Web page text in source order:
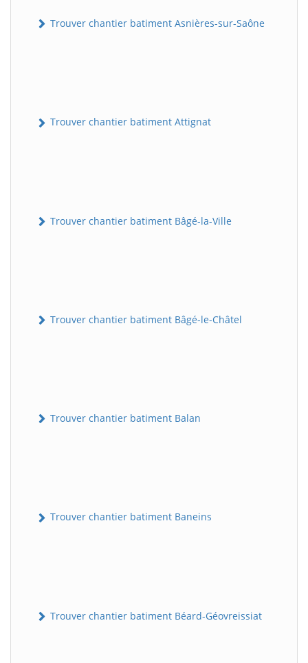
Trouver chantier batiment Asnières-sur-Saône
Trouver chantier batiment Attignat
Trouver chantier batiment Bâgé-la-Ville
Trouver chantier batiment Bâgé-le-Châtel
Trouver chantier batiment Balan
Trouver chantier batiment Baneins
Trouver chantier batiment Béard-Géovreissiat